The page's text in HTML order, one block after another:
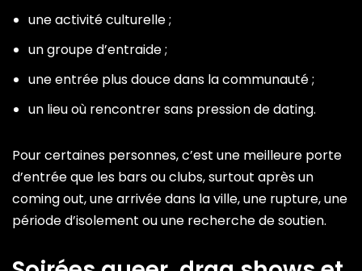
une activité culturelle ;
un groupe d’entraide ;
une entrée plus douce dans la communauté ;
un lieu où rencontrer sans pression de dating.
Pour certaines personnes, c’est une meilleure porte
d’entrée que les bars ou clubs, surtout après un
coming out, une arrivée dans la ville, une rupture, une
période d’isolement ou une recherche de soutien.